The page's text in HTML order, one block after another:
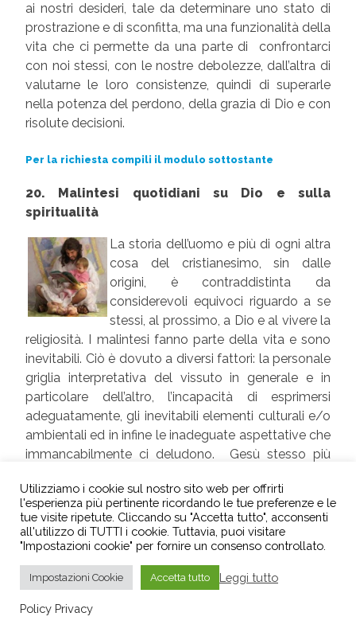
ai nostri desideri, tale da determinare uno stato di
prostrazione e di sconfitta, ma una funzionalità della
vita che ci permette da una parte di confrontarci
con noi stessi, con le nostre debolezze, dall’altra di
valutarne le loro consistenze, quindi di superarle
nella potenza del perdono, della grazia di Dio e con
risolute decisioni.
Per la richiesta compili il modulo sottostante
20. Malintesi quotidiani su Dio e sulla
spiritualità
La storia dell’uomo e più di ogni altra
cosa del cristianesimo, sin dalle
origini, è contraddistinta da
considerevoli equivoci riguardo a se
stessi, al prossimo, a Dio e al vivere la
religiosità. I malintesi fanno parte della vita e sono
inevitabili. Ciò è dovuto a diversi fattori: la personale
griglia interpretativa del vissuto in generale e in
particolare dell’altro, l’incapacità di esprimersi
adeguatamente, gli inevitabili elementi culturali e/o
ambientali ed in infine le inadeguate aspettative che
immancabilmente ci deludono. Gesù stesso più
messianiche, degli apostoli, di sua madre e dei suoi
fratelli. I discepoli sulla via di Emmaus, dopo la
morte di Cristo, manifestarono la loro delusione
nelle seguenti parole: «noi speravamo che fosse lui
che avrebbe liberato Israele; invece, con tutto ciò,
ecco il terzo giorno da quando sono accadute
queste cose» (Lc 24:21). Eppure, Gesù era risorto e
Utilizziamo i cookie sul nostro sito web per offrirti
l'esperienza più pertinente ricordando le tue preferenze e le
tue visite ripetute. Cliccando su "Accetta tutto", acconsenti
all'utilizzo di TUTTI i cookie. Tuttavia, puoi visitare
"Impostazioni cookie" per fornire un consenso controllato.
Impostazioni Cookie Accetta tutto Leggi tutto
Policy Privacy